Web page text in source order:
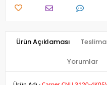
Ürün Açıklaması
Yorumlar